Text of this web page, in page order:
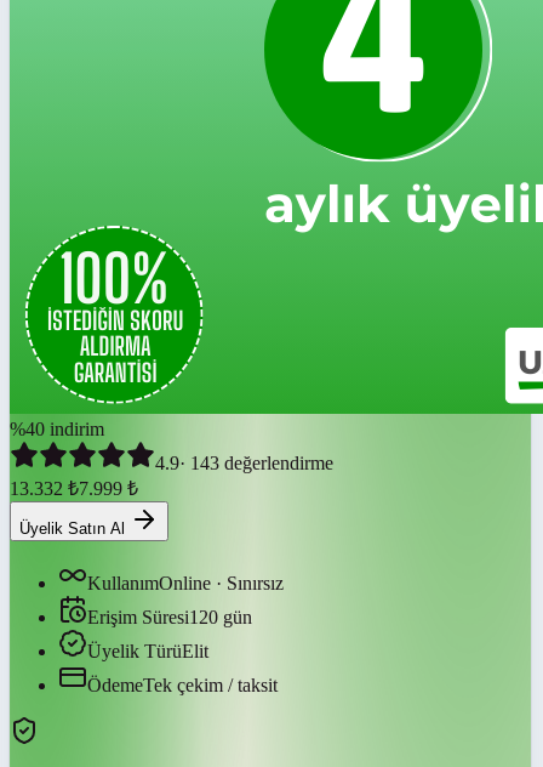
%40 indirim
4.9· 143 değerlendirme
13.332 ₺7.999 ₺
Üyelik Satın Al
KullanımOnline · Sınırsız
Erişim Süresi120 gün
Üyelik TürüElit
ÖdemeTek çekim / taksit